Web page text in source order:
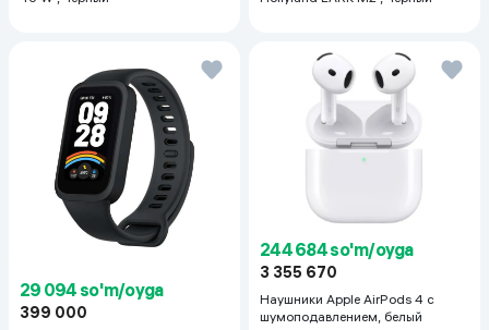
Выбирайте одну из 9 зон для отслеживания на сетке, чтобы
выставить идеальный кадр и не терять из поля зрения нужный
объект.
29 094 so'm/oyga
399 000
244 684 so'm/oyga
3 355 670
Наушники Apple AirPods 4 с
шумоподавлением, белый